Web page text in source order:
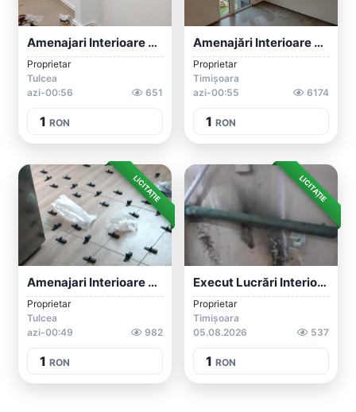
Amenajari Interioare Si Exterioare Etc
Proprietar
Tulcea
azi-00:56
651
1 RON
Amenajări Interioare + Alte Servicii Div...
Proprietar
Timișoara
azi-00:55
6174
1 RON
LICITAȚIE
Amenajari Interioare Exterioare Etc
Proprietar
Tulcea
azi-00:49
982
1 RON
LICITAȚIE
Execut Lucrări Interioare Tifel Glet Rep...
Proprietar
Timișoara
05.08.2026
537
1 RON